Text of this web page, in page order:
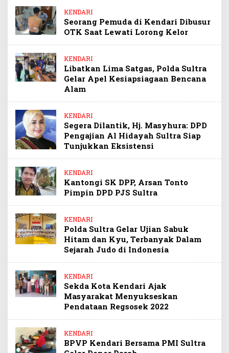
KENDARI
Seorang Pemuda di Kendari Dibusur
OTK Saat Lewati Lorong Kelor
KENDARI
Libatkan Lima Satgas, Polda Sultra
Gelar Apel Kesiapsiagaan Bencana
Alam
KENDARI
Segera Dilantik, Hj. Masyhura: DPD
Pengajian Al Hidayah Sultra Siap
Tunjukkan Eksistensi
KENDARI
Kantongi SK DPP, Arsan Tonto
Pimpin DPD PJS Sultra
KENDARI
Polda Sultra Gelar Ujian Sabuk
Hitam dan Kyu, Terbanyak Dalam
Sejarah Judo di Indonesia
KENDARI
Sekda Kota Kendari Ajak
Masyarakat Menyukseskan
Pendataan Regsosek 2022
KENDARI
BPVP Kendari Bersama PMI Sultra